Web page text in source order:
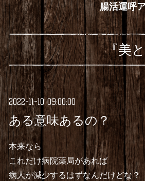
腸活運呼
『美
2022-11-10 09:00:00
ある意味あるの？
本来なら
これだけ病院薬局があれば
病人が減少するはずなんだけどな？